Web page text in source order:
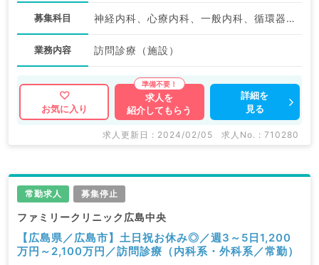
募集科目 神経内科、心療内科、一般内科、循環器内科、呼吸器内科、消化器内科、内分泌・代謝内科、腎臓内科、老年内科、血液内科、膠原病科
業務内容 訪問診療（施設）
お気に入り
求人を
紹介してもらう
詳細を
見る
求人更新日 : 2024/02/05 求人No. : 710280
常勤求人 募集停止
ファミリークリニック広島中央
【広島県／広島市】土日祝お休み◎／週3～5日1,200
万円～2,100万円／訪問診療（内科系・外科系／常勤）